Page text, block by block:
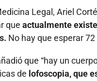
Legal, Ariel
que actualmente
No hay que esperar
que “hay un
de lofoscopia, que